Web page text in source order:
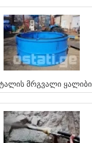
Მრგვალი Ყალიბი